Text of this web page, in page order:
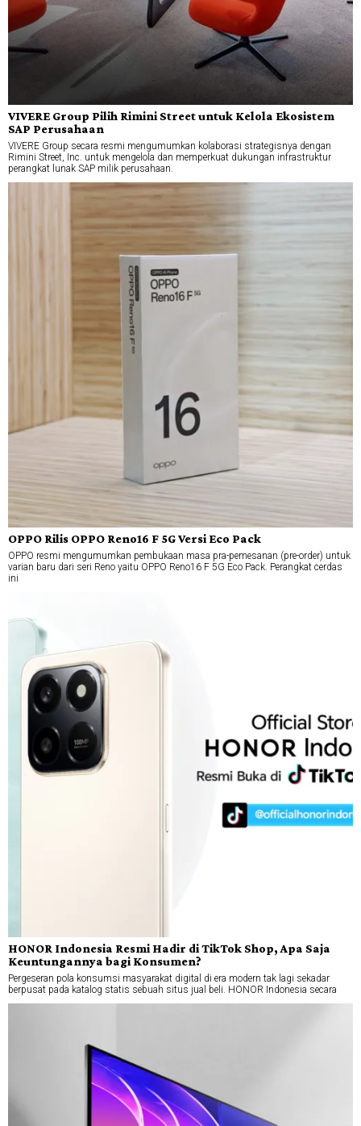
VIVERE Group Pilih Rimini Street untuk Kelola Ekosistem
SAP Perusahaan
VIVERE Group secara resmi mengumumkan kolaborasi strategisnya dengan
Rimini Street, Inc. untuk mengelola dan memperkuat dukungan infrastruktur
perangkat lunak SAP milik perusahaan.
OPPO Rilis OPPO Reno16 F 5G Versi Eco Pack
OPPO resmi mengumumkan pembukaan masa pra-pemesanan (pre-order) untuk
varian baru dari seri Reno yaitu OPPO Reno16 F 5G Eco Pack. Perangkat cerdas
ini
HONOR Indonesia Resmi Hadir di TikTok Shop, Apa Saja
Keuntungannya bagi Konsumen?
Pergeseran pola konsumsi masyarakat digital di era modern tak lagi sekadar
berpusat pada katalog statis sebuah situs jual beli. HONOR Indonesia secara